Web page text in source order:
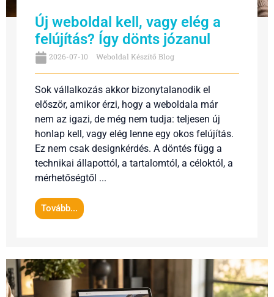
Új weboldal kell, vagy elég a
felújítás? Így dönts józanul
2026-07-10 Weboldal Készítő Blog
Sok vállalkozás akkor bizonytalanodik el
először, amikor érzi, hogy a weboldala már
nem az igazi, de még nem tudja: teljesen új
honlap kell, vagy elég lenne egy okos felújítás.
Ez nem csak designkérdés. A döntés függ a
technikai állapottól, a tartalomtól, a céloktól, a
mérhetőségtől ...
Tovább...